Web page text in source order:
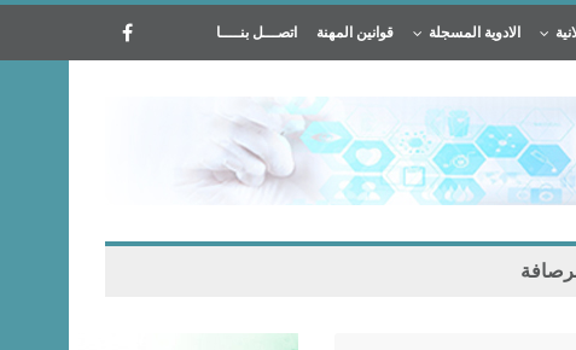
الادوية المسجلة قوانين المهنة اتصـــل بنــــا